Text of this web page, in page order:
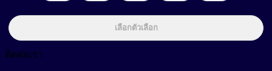
เลือกตัวเลือก
ติดต่อเรา